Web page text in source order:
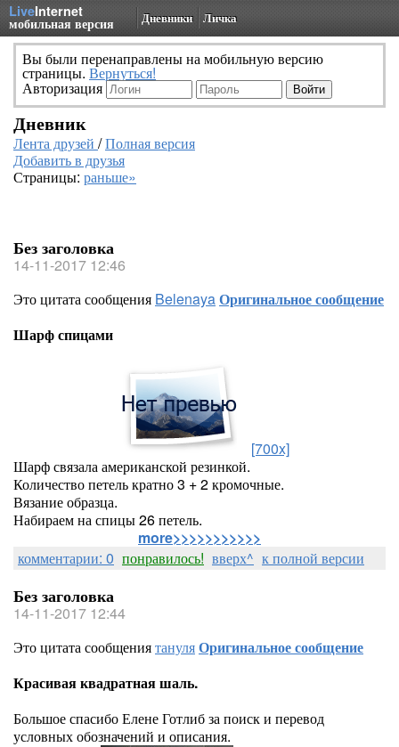
LiveInternet
мобильная версия Дневники Личка
Вы были перенаправлены на мобильную версию
страницы. Вернуться!
Авторизация
Дневник
Лента друзей /Полная версия
Добавить в друзья
Страницы: раньше»
Без заголовка
14-11-2017 12:46
Это цитата сообщения BelenayaОригинальное сообщение
Шарф спицами
[700x]
Шарф связала американской резинкой.
Количество петель кратно 3 + 2 кромочные.
Вязание образца.
Набираем на спицы 26 петель.
more>>>>>>>>>>>
комментарии: 0 понравилось! вверх^ к полной версии
Без заголовка
14-11-2017 12:44
Это цитата сообщениятануляОригинальное сообщение
Красивая квадратная шаль.
Большое спасибо Елене Готлиб за поиск и перевод
условных обозначений и описания.